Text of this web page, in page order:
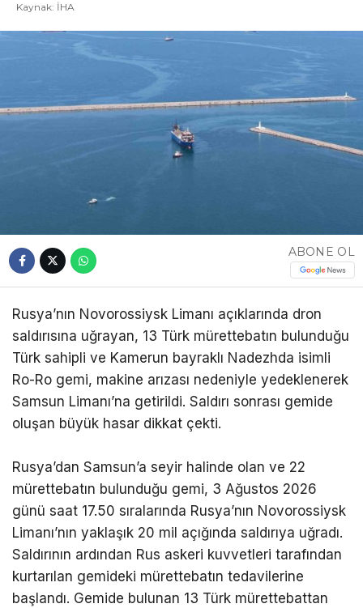
Kaynak: İHA
ABONE OL
Rusya’nın Novorossiysk Limanı açıklarında dron
saldırısına uğrayan, 13 Türk mürettebatın bulunduğu
Türk sahipli ve Kamerun bayraklı Nadezhda isimli
Ro-Ro gemi, makine arızası nedeniyle yedeklenerek
Samsun Limanı’na getirildi. Saldırı sonrası gemide
oluşan büyük hasar dikkat çekti.
Rusya’dan Samsun’a seyir halinde olan ve 22
mürettebatın bulunduğu gemi, 3 Ağustos 2026
günü saat 17.50 sıralarında Rusya’nın Novorossiysk
Limanı’nın yaklaşık 20 mil açığında saldırıya uğradı.
Saldırının ardından Rus askeri kuvvetleri tarafından
kurtarılan gemideki mürettebatın tedavilerine
başlandı. Gemide bulunan 13 Türk mürettebattan